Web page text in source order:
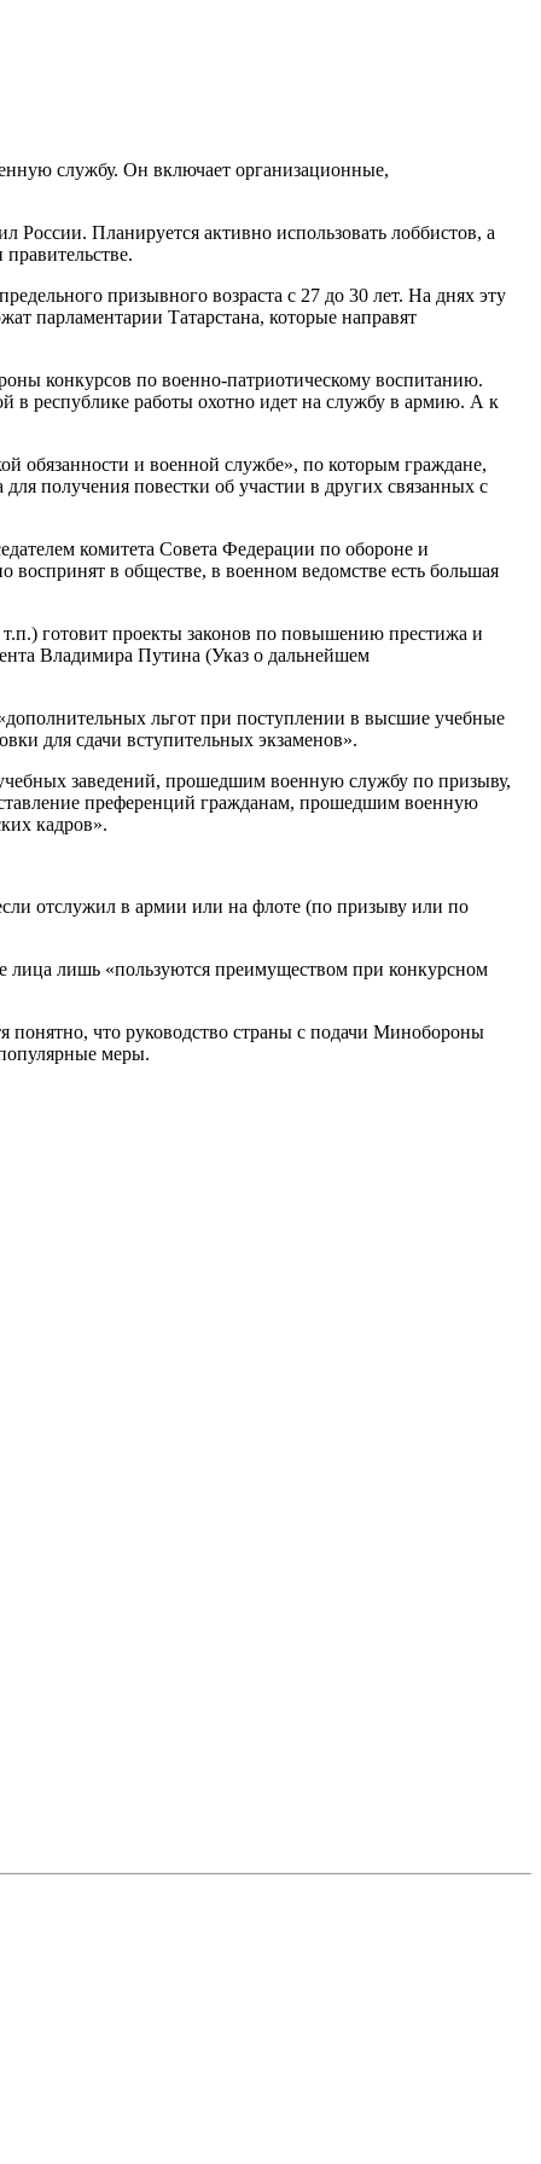
службу. Он включает организационные,
Планируется активно использовать лоббистов, а
призывного возраста с 27 до 30 лет. На днях эту
парламентарии Татарстана, которые направят
конкурсов по военно-патриотическому воспитанию.
в республике работы охотно идет на службу в армию. А к
обязанности и военной службе», по которым граждане,
получения повестки об участии в других связанных с
комитета Совета Федерации по обороне и
в обществе, в военном ведомстве есть большая
готовит проекты законов по повышению престижа и
Владимира Путина (Указ о дальнейшем
льгот при поступлении в высшие учебные
для сдачи вступительных экзаменов».
заведений, прошедшим военную службу по призыву,
преференций гражданам, прошедшим военную
кадров».
отслужил в армии или на флоте (по призыву или по
лишь «пользуются преимуществом при конкурсном
что руководство страны с подачи Минобороны
меры.